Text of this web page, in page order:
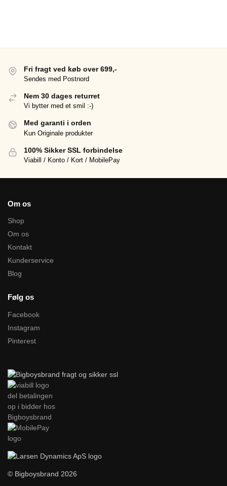
Fri fragt ved køb over 699,-
Sendes med Postnord
Nem 30 dages returret
Vi bytter med et smil :-)
Med garanti i orden
Kun Originale produkter
100% Sikker SSL forbindelse
Viabill / Konto / Kort / MobilePay
Om os
Shop
Om os
Kontakt
Kunderservice
Blog
Følg os
Facebook
Instagram
Pinterest
© Bigboysbrand 2026